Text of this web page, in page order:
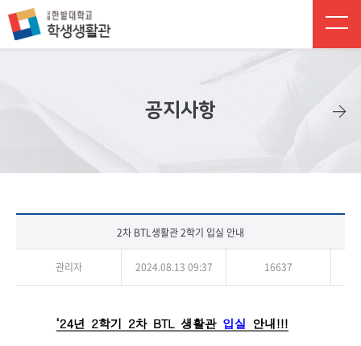
공지사항
2차 BTL생활관 2학기 입실 안내
관리자 2024.08.13 09:37 16637